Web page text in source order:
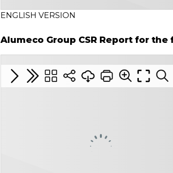
ENGLISH VERSION
Alumeco Group CSR Report for